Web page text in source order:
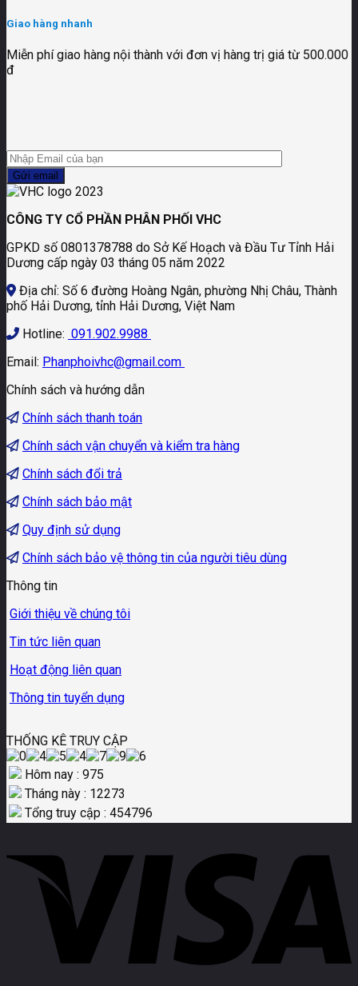
Giao hàng nhanh
Miễn phí giao hàng nội thành với đơn vị hàng trị giá từ 500.000
đ
CÔNG TY CỔ PHẦN PHÂN PHỐI VHC
GPKD số 0801378788 do Sở Kế Hoạch và Đầu Tư Tỉnh Hải
Dương cấp ngày 03 tháng 05 năm 2022
Địa chỉ: Số 6 đường Hoàng Ngân, phường Nhị Châu, Thành
phố Hải Dương, tỉnh Hải Dương, Việt Nam
Hotline: 091.902.9988
Email: Phanphoivhc@gmail.com
Chính sách và hướng dẫn
Chính sách thanh toán
Chính sách vận chuyển và kiểm tra hàng
Chính sách đổi trả
Chính sách bảo mật
Quy định sử dụng
Chính sách bảo vệ thông tin của người tiêu dùng
Thông tin
Giới thiệu về chúng tôi
Tin tức liên quan
Hoạt động liên quan
Thông tin tuyển dụng
THỐNG KÊ TRUY CẬP
Hôm nay : 975
Tháng này : 12273
Tổng truy cập : 454796